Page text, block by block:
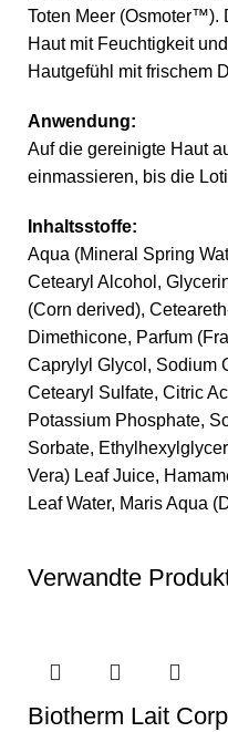
Toten Meer (Osmoter™).
Haut mit Feuchtigkeit
Hautgefühl mit frischem
Anwendung:
Auf die gereinigte Haut
einmassieren, bis die
Inhaltsstoffe:
Aqua (Mineral Spring
Cetearyl Alcohol,
(Corn derived),
Dimethicone, Parfum
Caprylyl Glycol, Sodium
Cetearyl Sulfate, Citric
Potassium Phosphate,
Sorbate,
Vera) Leaf Juice,
Leaf Water, Maris Aqua
Verwandte
Biotherm Lait